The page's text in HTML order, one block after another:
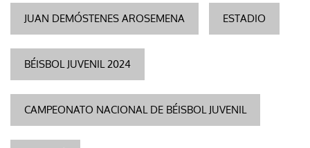
JUAN DEMÓSTENES AROSEMENA ESTADIO
BÉISBOL JUVENIL 2024
CAMPEONATO NACIONAL DE BÉISBOL JUVENIL